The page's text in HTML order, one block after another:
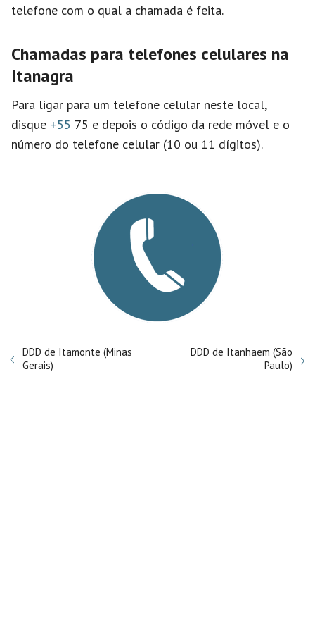
telefone com o qual a chamada é feita.
Chamadas para telefones celulares na
Itanagra
Para ligar para um telefone celular neste local,
disque +55 75 e depois o código da rede móvel e o
número do telefone celular (10 ou 11 dígitos).
DDD de Itamonte (Minas
Gerais)
DDD de Itanhaem (São
Paulo)